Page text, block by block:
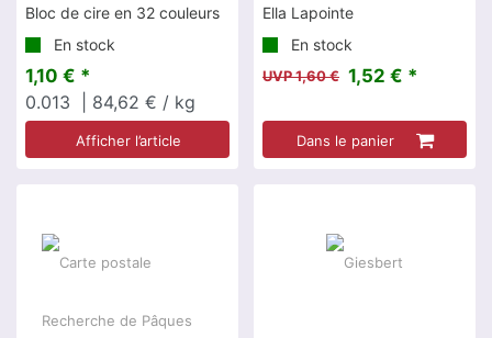
Bloc de cire en 32 couleurs
En stock
1,10 € *
0.013
| 84,62 € / kg
Afficher l’article
Ella Lapointe
En stock
UVP 1,60 € 1,52 € *
Dans le panier